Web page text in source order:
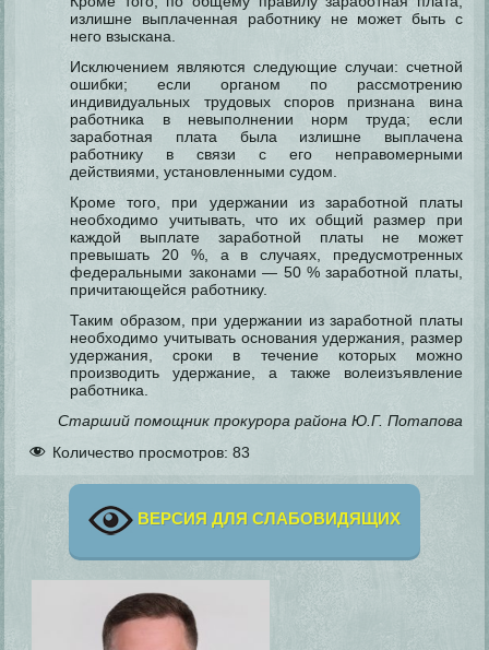
излишне выплаченная работнику не может быть с
него взыскана.
Исключением являются следующие случаи: счетной
ошибки; если органом по рассмотрению
индивидуальных трудовых споров признана вина
работника в невыполнении норм труда; если
заработная плата была излишне выплачена
работнику в связи с его неправомерными
действиями, установленными судом.
Кроме того, при удержании из заработной платы
необходимо учитывать, что их общий размер при
каждой выплате заработной платы не может
превышать 20 %, а в случаях, предусмотренных
федеральными законами — 50 % заработной платы,
причитающейся работнику.
Таким образом, при удержании из заработной платы
необходимо учитывать основания удержания, размер
удержания, сроки в течение которых можно
производить удержание, а также волеизъявление
работника.
Старший помощник прокурора района Ю.Г. Потапова
Количество просмотров: 83
ВЕРСИЯ ДЛЯ СЛАБОВИДЯЩИХ